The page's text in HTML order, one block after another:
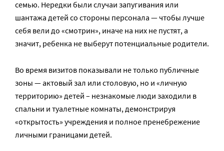
семью. Нередки были случаи запугивания или
шантажа детей со стороны персонала — чтобы лучше
себя вели до «смотрин», иначе на них не пустят, а
значит, ребенка не выберут потенциальные родители.
Во время визитов показывали не только публичные
зоны — актовый зал или столовую, но и «личную
территорию» детей – незнакомые люди заходили в
спальни и туалетные комнаты, демонстрируя
«открытость» учреждения и полное пренебрежение
личными границами детей.